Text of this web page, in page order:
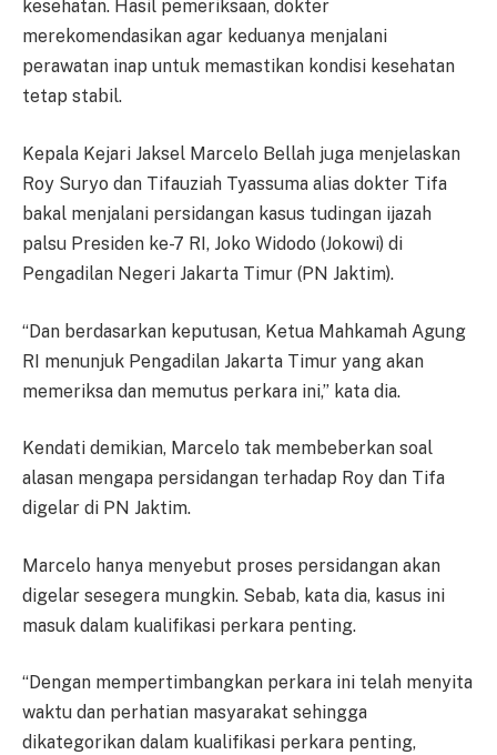
kesehatan. Hasil pemeriksaan, dokter
merekomendasikan agar keduanya menjalani
perawatan inap untuk memastikan kondisi kesehatan
tetap stabil.
Kepala Kejari Jaksel Marcelo Bellah juga menjelaskan
Roy Suryo dan Tifauziah Tyassuma alias dokter Tifa
bakal menjalani persidangan kasus tudingan ijazah
palsu Presiden ke-7 RI, Joko Widodo (Jokowi) di
Pengadilan Negeri Jakarta Timur (PN Jaktim).
“Dan berdasarkan keputusan, Ketua Mahkamah Agung
RI menunjuk Pengadilan Jakarta Timur yang akan
memeriksa dan memutus perkara ini,” kata dia.
Kendati demikian, Marcelo tak membeberkan soal
alasan mengapa persidangan terhadap Roy dan Tifa
digelar di PN Jaktim.
Marcelo hanya menyebut proses persidangan akan
digelar sesegera mungkin. Sebab, kata dia, kasus ini
masuk dalam kualifikasi perkara penting.
“Dengan mempertimbangkan perkara ini telah menyita
waktu dan perhatian masyarakat sehingga
dikategorikan dalam kualifikasi perkara penting,